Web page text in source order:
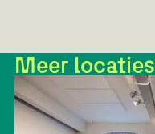
Meer locaties